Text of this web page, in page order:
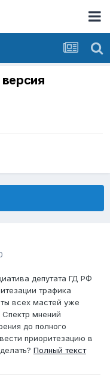
депутата ГД РФ
трафика
всех мастей уже
Спектр мнений
до полного
приоритезацию в
Полный текст